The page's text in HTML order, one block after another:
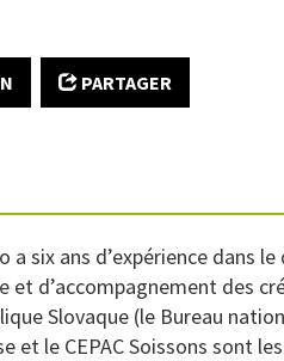
PARTAGER
a six ans d’expérience
et d’accompagnement des
Slovaque (le Bureau
et le CEPAC Soissons sont